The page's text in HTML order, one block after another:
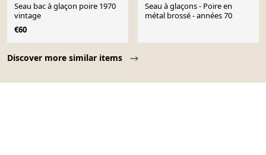
Discover more similar items
Seau bac à glaçon poire 1970
vintage
€60
Seau à glaçons - Poire en
métal brossé - années 70